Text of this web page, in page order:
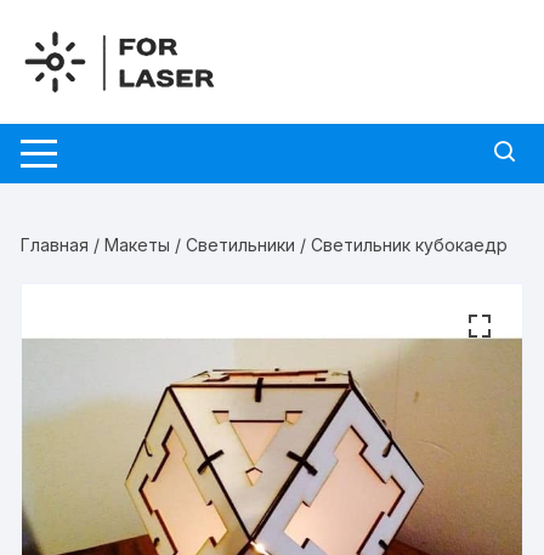
содержимому
Главная /Макеты /Светильники / Светильник кубокаедр